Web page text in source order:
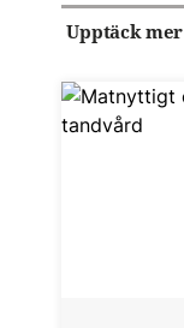
Upptäck mer